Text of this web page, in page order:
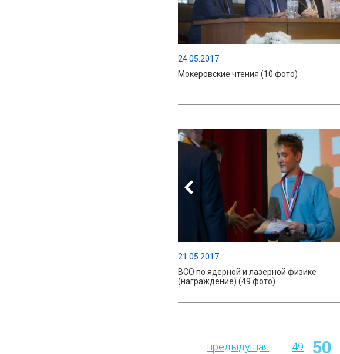
24.05.2017
Мокеровские чтения (10 фото)
21.05.2017
ВСО по ядерной и лазерной физике
(награждение) (49 фото)
предыдущая 49 50